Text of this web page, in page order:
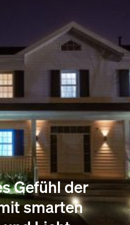
Gefühl der
smarten